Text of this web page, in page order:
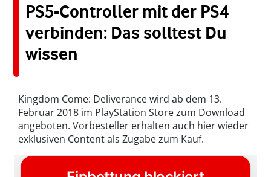
PS5-Controller mit der PS4
verbinden: Das solltest Du
wissen
Kingdom Come: Deliverance wird ab dem 13.
Februar 2018 im PlayStation Store zum Download
angeboten. Vorbesteller erhalten auch hier wieder
exklusiven Content als Zugabe zum Kauf.